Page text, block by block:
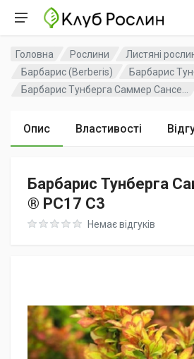
Головна Рослини
Листяні
Барбарис (Berberis)
Барбарис
Барбарис Тунберга Саммер Сансе...
Опис Властивості
Барбарис Тунберга
® PC17 C3
Rating: 0 out of 5Немає відгуків